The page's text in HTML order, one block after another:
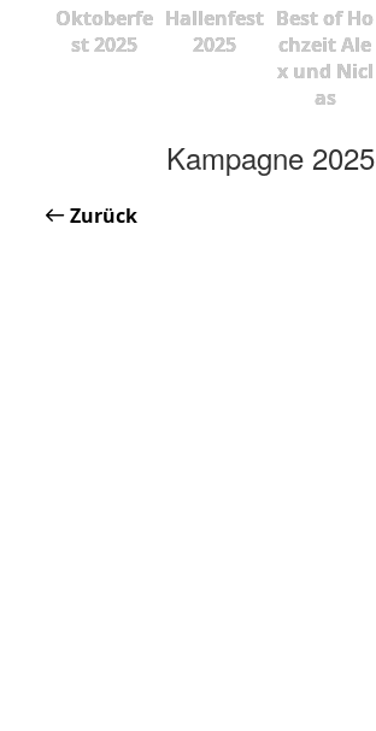
Oktoberfe
st 2025
Hallenfest
2025
Best of Ho
chzeit Ale
x und Nicl
as
Kampagne 2025
Zurück